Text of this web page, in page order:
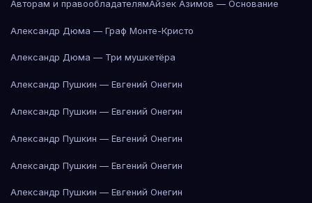
Авторам и правообладателямАйзек Азимов — Основание
Александр Дюма — Граф Монте-Кристо
Александр Дюма — Три мушкетёра
Александр Пушкин — Евгений Онегин
Александр Пушкин — Евгений Онегин
Александр Пушкин — Евгений Онегин
Александр Пушкин — Евгений Онегин
Александр Пушкин — Евгений Онегин